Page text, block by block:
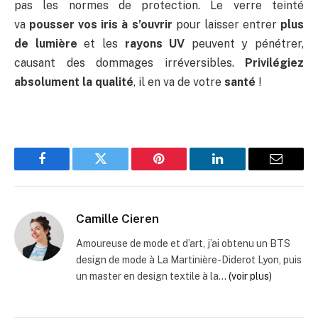
pas les normes de protection. Le verre teinté
va pousser vos iris à s’ouvrir pour laisser entrer plus
de lumière et les rayons UV peuvent y pénétrer,
causant des dommages irréversibles. Privilégiez
absolument la qualité, il en va de votre santé !
Facebook Twitter Pinterest LinkedIn Email
Camille Cieren
Amoureuse de mode et d’art, j’ai obtenu un BTS
design de mode à La Martinière-Diderot Lyon, puis
un master en design textile à la... (voir plus)